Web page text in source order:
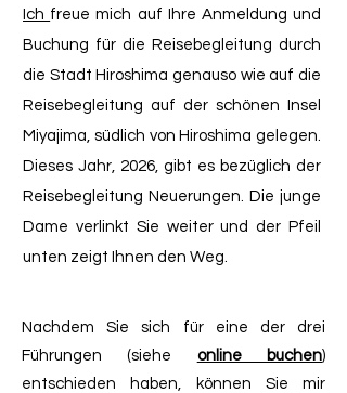
Ich freue mich auf Ihre Anmeldung und
Buchung für die Reisebegleitung durch
die Stadt Hiroshima genauso wie auf die
Reisebegleitung auf der schönen Insel
Miyajima, südlich von Hiroshima gelegen.
Dieses Jahr, 2026, gibt es bezüglich der
Reisebegleitung Neuerungen. Die junge
Dame verlinkt Sie weiter und der Pfeil
unten zeigt Ihnen den Weg.
Nachdem Sie sich für eine der drei
Führungen (siehe online buchen)
entschieden haben, können Sie mir